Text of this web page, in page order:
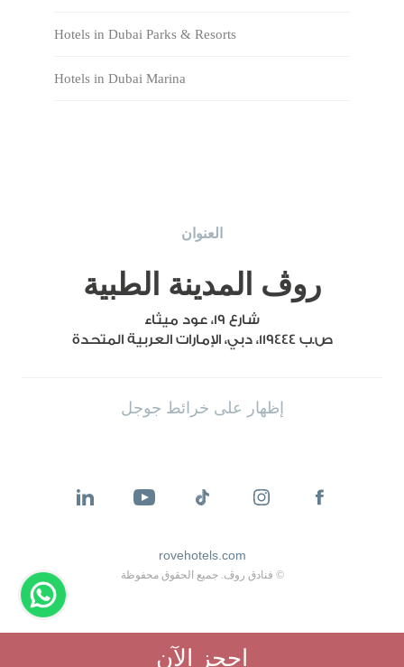
Hotels in Dubai Parks & Resorts
Hotels in Dubai Marina
العنوان
روڤ المدينة الطبية
شارع ١٩، عود ميثاء
ص.ب 119444، دبي، الإمارات العربية المتحدة
إظهار على خرائط جوجل
rovehotels.com
© فنادق روڤ. جميع الحقوق محفوظة
احجز الآن